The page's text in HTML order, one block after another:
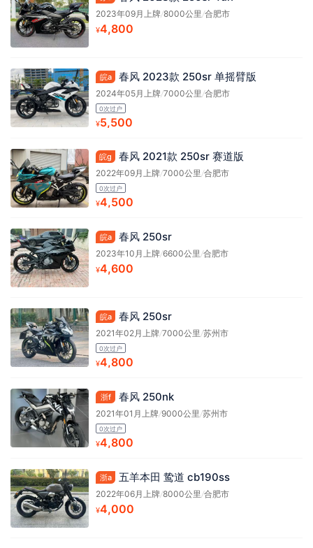
2023年09月上牌/8000公里 /合肥市
¥4,800
皖a 春风 2023款 250sr 单摇臂版
2024年05月上牌/7000公里 /合肥市
0次过户
¥5,500
皖g 春风 2021款 250sr 赛道版
2022年09月上牌/7000公里/合肥市
0次过户
¥4,500
皖a 春风 250sr
2023年10月上牌/6600公里/合肥市
¥4,600
皖a 春风 250sr
2021年02月上牌/7000公里/苏州市
0次过户
¥4,800
浙f 春风 250nk
2021年01月上牌/9000公里/苏州市
0次过户
¥4,800
浙a 五羊本田 鸷道 cb190ss
2022年06月上牌/8000公里/合肥市
¥4,000